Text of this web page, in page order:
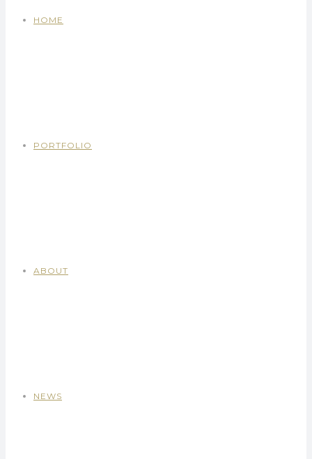
HOME
PORTFOLIO
ABOUT
NEWS